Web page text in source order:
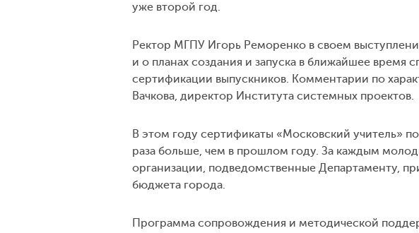
уже второй год.
Ректор МГПУ Игорь Реморенко в своем
и о планах создания и запуска в ближайшее время
сертификации выпускников. Комментарии по
Вачкова, директор Института системных проектов.
В этом году сертификаты «Московский учитель»
раза больше, чем в прошлом году. За каждым
организации, подведомственные Департаменту,
бюджета города.
Программа сопровождения и методической